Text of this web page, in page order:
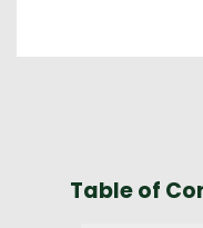
Table of